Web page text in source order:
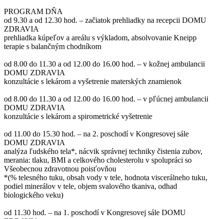
PROGRAM DŇA
od 9.30 a od 12.30 hod. – začiatok prehliadky na recepcii DOMU
ZDRAVIA
prehliadka kúpeľov a areálu s výkladom, absolvovanie Kneipp
terapie s balančným chodníkom
od 8.00 do 11.30 a od 12.00 do 16.00 hod. – v kožnej ambulancii
DOMU ZDRAVIA
konzultácie s lekárom a vyšetrenie materských znamienok
od 8.00 do 11.30 a od 12.00 do 16.00 hod. – v pľúcnej ambulancii
DOMU ZDRAVIA
konzultácie s lekárom a spirometrické vyšetrenie
od 11.00 do 15.30 hod. – na 2. poschodí v Kongresovej sále
DOMU ZDRAVIA
analýza ľudského tela*, nácvik správnej techniky čistenia zubov,
merania: tlaku, BMI a celkového cholesterolu v spolupráci so
Všeobecnou zdravotnou poisťovňou
*(% telesného tuku, obsah vody v tele, hodnota viscerálneho tuku,
podiel minerálov v tele, objem svalového tkaniva, odhad
biologického veku)
od 11.30 hod. – na 1. poschodí v Kongresovej sále DOMU